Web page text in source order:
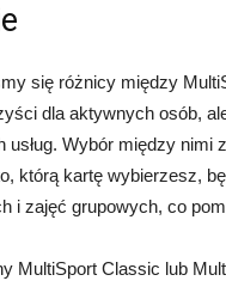
się różnicy między
dla aktywnych osób,
Wybór między nimi
którą kartę wybierzesz,
i zajęć grupowych, co
MultiSport Classic lub